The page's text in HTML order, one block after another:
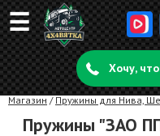
☰
Хочу,
Магазин / Пружины для Нива,
Пружины "ЗАО